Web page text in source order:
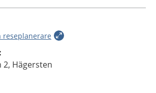
reseplanerare
2, Hägersten